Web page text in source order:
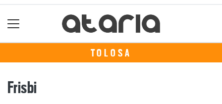
TOLOSA
Frisbi